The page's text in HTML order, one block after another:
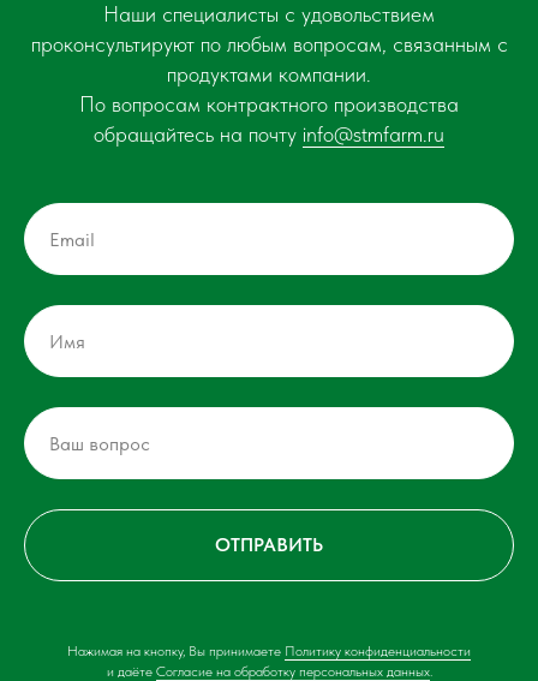
Наши специалисты с удовольствием
проконсультируют по любым вопросам, связанным с
продуктами компании.
По вопросам контрактного производства
обращайтесь на почту info@stmfarm.ru
ОТПРАВИТЬ
Нажимая на кнопку, Вы принимаете Политику конфиденциальности
и даёте Согласие на обработку персональных данных.